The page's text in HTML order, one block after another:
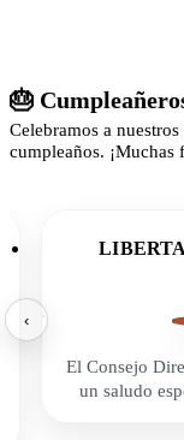
🎂
Celebramos a
cumpleaños. ¡Muchas
‹
El Consejo
un saludo